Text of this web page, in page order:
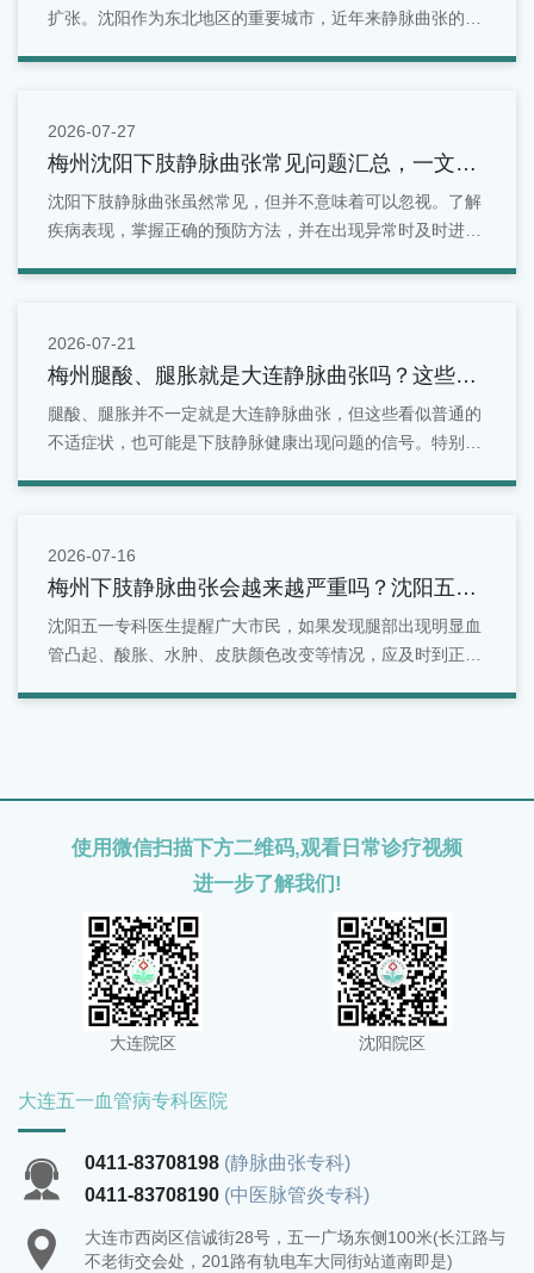
扩张。沈阳作为东北地区的重要城市，近年来静脉曲张的发
2026-07-27
梅州沈阳下肢静脉曲张常见问题汇总，一文看
懂
沈阳下肢静脉曲张虽然常见，但并不意味着可以忽视。了解
疾病表现，掌握正确的预防方法，并在出现异常时及时进行
2026-07-21
梅州腿酸、腿胀就是大连静脉曲张吗？这些症
状别忽视
腿酸、腿胀并不一定就是大连静脉曲张，但这些看似普通的
不适症状，也可能是下肢静脉健康出现问题的信号。特别是
2026-07-16
梅州下肢静脉曲张会越来越严重吗？沈阳五一
专科医生为您解答！
沈阳五一专科医生提醒广大市民，如果发现腿部出现明显血
管凸起、酸胀、水肿、皮肤颜色改变等情况，应及时到正规
使用微信扫描下方二维码,观看日常诊疗视频
进一步了解我们!
大连院区 沈阳院区
大连五一血管病专科医院
0411-83708198 (静脉曲张专科)
0411-83708190 (中医脉管炎专科)
大连市西岗区信诚街28号，五一广场东侧100米(长江路与
不老街交会处，201路有轨电车大同街站道南即是)